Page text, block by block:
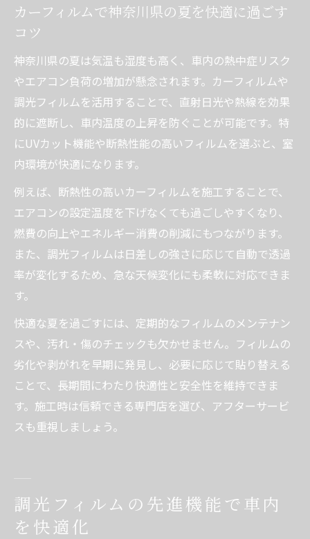
カーフィルムで神奈川県の夏を快適に過ごす
コツ
神奈川県の夏は気温も湿度も高く、車内の熱中症リスク
やエアコン負荷の増加が懸念されます。カーフィルムや
調光フィルムを活用することで、直射日光や熱線を効果
的に遮断し、車内温度の上昇を防ぐことが可能です。特
にUVカット機能や断熱性能の高いフィルムを選ぶと、室
内環境が快適になります。
例えば、断熱性の高いカーフィルムを施工することで、
エアコンの設定温度を下げなくても過ごしやすくなり、
燃費の向上やエネルギー消費の削減にもつながります。
また、調光フィルムは日差しの強さに応じて自動で透過
率が変化するため、急な天候変化にも柔軟に対応できま
す。
快適な夏を過ごすには、定期的なフィルムのメンテナン
スや、汚れ・傷のチェックも欠かせません。フィルムの
劣化や剥がれを早期に発見し、必要に応じて貼り替える
ことで、長期間にわたり快適性と安全性を維持できま
す。施工時は信頼できる専門店を選び、アフターサービ
スも重視しましょう。
調光フィルムの先進機能で車内
を快適化